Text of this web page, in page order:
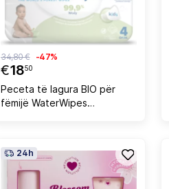
€1850
34,80 € -47%
Peceta të lagura BIO për
fëmijë WaterWipes
24h